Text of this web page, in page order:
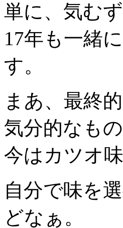
単に、気む
17年も一緒
す。
まあ、最終
気分的なも
今はカツオ
自分で味を
どなぁ。